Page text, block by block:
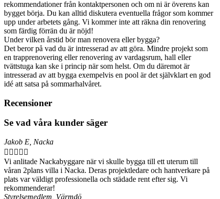
rekommendationer från kontaktpersonen och om ni är överens kan
bygget börja. Du kan alltid diskutera eventuella frågor som kommer
upp under arbetets gång. Vi kommer inte att räkna din renovering
som färdig förrän du är nöjd!
Under vilken årstid bör man renovera eller bygga?
Det beror på vad du är intresserad av att göra. Mindre projekt som
en trapprenovering eller renovering av vardagsrum, hall eller
tvättstuga kan ske i princip när som helst. Om du däremot är
intresserad av att bygga exempelvis en pool är det självklart en god
idé att satsa på sommarhalvåret.
Recensioner
Se vad våra kunder säger
Jakob E, Nacka
    
Vi anlitade Nackabyggare när vi skulle bygga till ett uterum till
våran 2plans villa i Nacka. Deras projektledare och hantverkare på
plats var väldigt professionella och städade rent efter sig. Vi
rekommenderar!
Styrelsemedlem, Värmdö